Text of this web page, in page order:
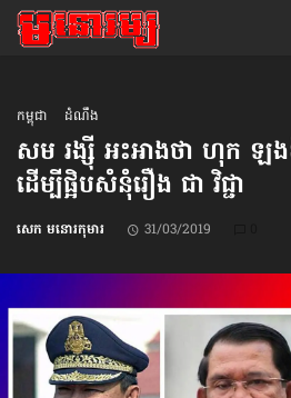
កម្ពុជា ដំណឹង
សម រង្ស៊ី អះអាងថា ហុក ឡង
ដើម្បី​ផ្អិប​សំនុំរឿង ជា វិជ្ជា
សេក មនោរកុមារ 31/03/2019